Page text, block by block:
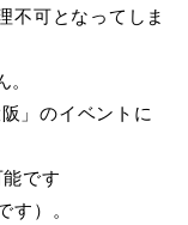
不可となってしま
」のイベントに
です
）。